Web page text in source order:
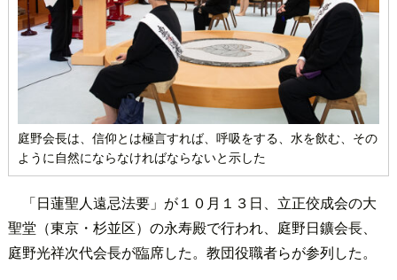
庭野会長は、信仰とは極言すれば、呼吸をする、水を飲む、その
ように自然にならなければならないと示した
「日蓮聖人遠忌法要」が１０月１３日、立正佼成会の大
聖堂（東京・杉並区）の永寿殿で行われ、庭野日鑛会長、
庭野光祥次代会長が臨席した。教団役職者らが参列した。